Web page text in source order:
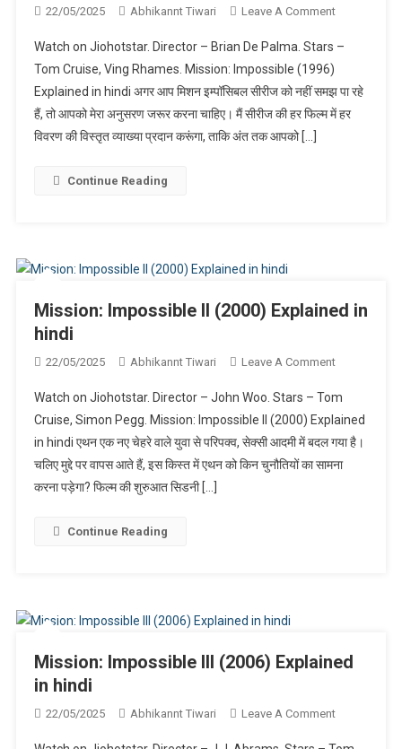
22/05/2025 Abhikannt Tiwari Leave A CommentOn
Impossible
Explained
In
Watch on Jiohotstar. Director – Brian De Palma. Stars –
Tom Cruise, Ving Rhames. Mission: Impossible (1996)
Explained in hindi अगर आप मिशन इम्पॉसिबल सीरीज को नहीं समझ पा रहे
हैं, तो आपको मेरा अनुसरण जरूर करना चाहिए। मैं सीरीज की हर फिल्म में हर
विवरण की विस्तृत व्याख्या प्रदान करूंगा, ताकि अंत तक आपको […]
Continue Reading
Mission: Impossible II (2000) Explained in
hindi
22/05/2025 Abhikannt Tiwari Leave A CommentOn
Impossible
II
(2000)
Explained
Watch on Jiohotstar. Director – John Woo. Stars – Tom
Cruise, Simon Pegg. Mission: Impossible II (2000) Explained
in hindi एथन एक नए चेहरे वाले युवा से परिपक्व, सेक्सी आदमी में बदल गया है।
चलिए मुद्दे पर वापस आते हैं, इस किस्त में एथन को किन चुनौतियों का सामना
करना पड़ेगा? फिल्म की शुरुआत सिडनी […]
Continue Reading
Mission: Impossible III (2006) Explained
in hindi
22/05/2025 Abhikannt Tiwari Leave A CommentOn